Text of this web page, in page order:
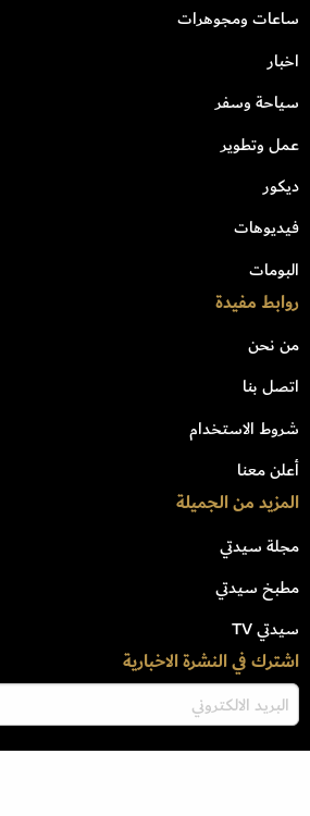
ساعات ومجوهرات
اخبار
سياحة وسفر
عمل وتطوير
ديكور
فيديوهات
البومات
روابط مفيدة
من نحن
اتصل بنا
شروط الاستخدام
أعلن معنا
المزيد من الجميلة
مجلة سيدتي
مطبخ سيدتي
سيدتي TV
اشترك في النشرة الاخبارية